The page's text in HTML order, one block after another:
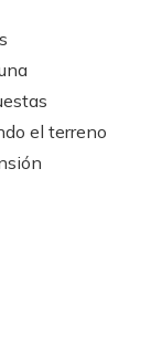
el terreno